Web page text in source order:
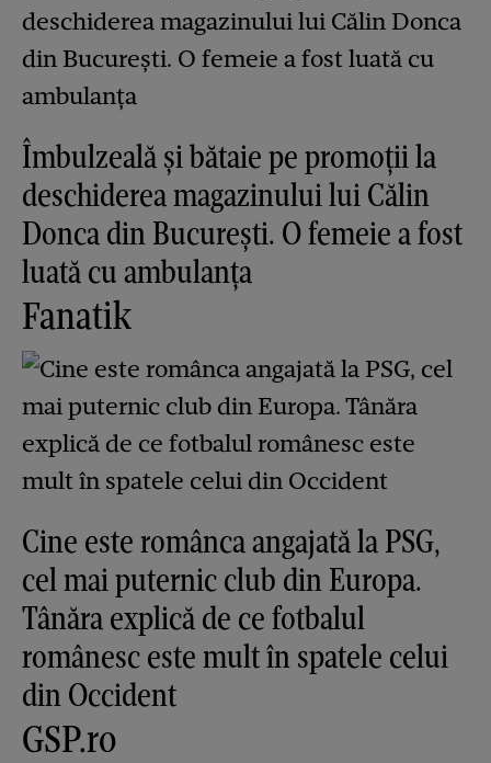
Îmbulzeală și bătaie pe promoții la
deschiderea magazinului lui Călin
Donca din București. O femeie a fost
luată cu ambulanța
Fanatik
Cine este românca angajată la PSG,
cel mai puternic club din Europa.
Tânăra explică de ce fotbalul
românesc este mult în spatele celui
din Occident
GSP.ro